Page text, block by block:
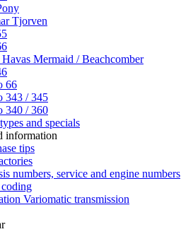
Tjorven
Mermaid / Beachcomber
66
343 / 345
340 / 360
and specials
information
tips
numbers, service and engine numbers
Variomatic transmission